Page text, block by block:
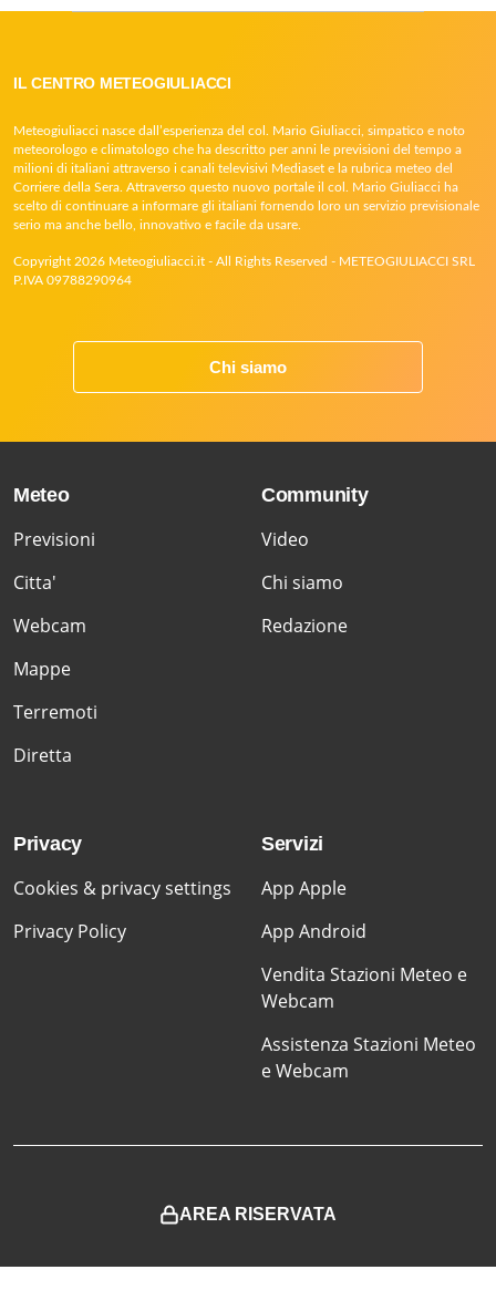
IL CENTRO METEOGIULIACCI
Meteogiuliacci nasce dall’esperienza del col. Mario Giuliacci, simpatico e noto
meteorologo e climatologo che ha descritto per anni le previsioni del tempo a
milioni di italiani attraverso i canali televisivi Mediaset e la rubrica meteo del
Corriere della Sera. Attraverso questo nuovo portale il col. Mario Giuliacci ha
scelto di continuare a informare gli italiani fornendo loro un servizio previsionale
serio ma anche bello, innovativo e facile da usare.
Copyright 2026 Meteogiuliacci.it - All Rights Reserved - METEOGIULIACCI SRL
P.IVA 09788290964
Chi siamo
Meteo
Previsioni
Citta'
Webcam
Mappe
Terremoti
Diretta
Community
Video
Chi siamo
Redazione
Privacy
Cookies & privacy settings
Privacy Policy
Servizi
App Apple
App Android
Vendita Stazioni Meteo e
Webcam
Assistenza Stazioni Meteo
e Webcam
AREA RISERVATA